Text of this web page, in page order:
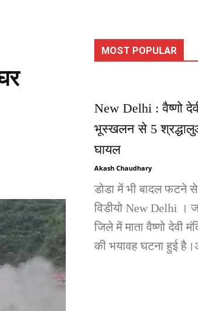
MOST POPULAR
New Delhi : वैष्णो
भूस्खलन से 5
घायल
Akash Chaudhary
डोडा में भी बादल फटने
विडीयो New Delhi ।
जिले में माता वैष्णो देवी
की भयावह घटना हुई